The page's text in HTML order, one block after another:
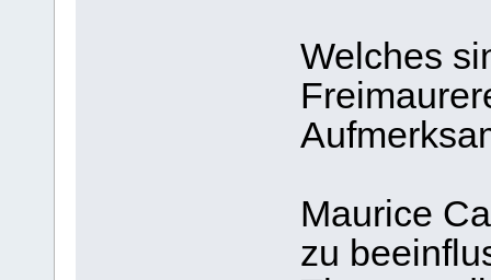
Welches
Maurice
zu